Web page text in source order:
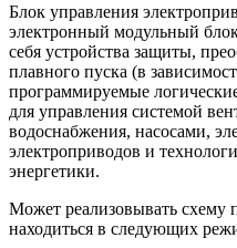
Блок управления
электронный модульный
себя устройства защиты,
плавного пуска (в
программируемые
для управления системой
водоснабжения, насосами,
электроприводов и
энергетики.
Может реализовывать схему
находиться в следующих